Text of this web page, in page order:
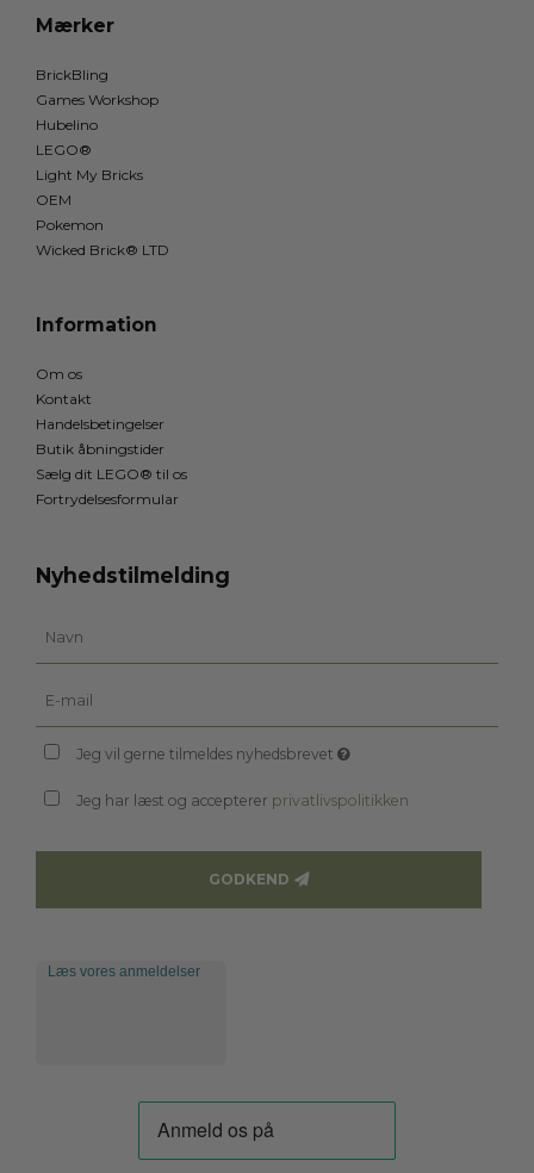
Mærker
BrickBling
Games Workshop
Hubelino
LEGO®
Light My Bricks
OEM
Pokemon
Wicked Brick® LTD
Information
Om os
Kontakt
Handelsbetingelser
Butik åbningstider
Sælg dit LEGO® til os
Fortrydelsesformular
Nyhedstilmelding
Jeg vil gerne tilmeldes nyhedsbrevet
Jeg har læst og accepterer privatlivspolitikken
GODKEND
Læs vores anmeldelser